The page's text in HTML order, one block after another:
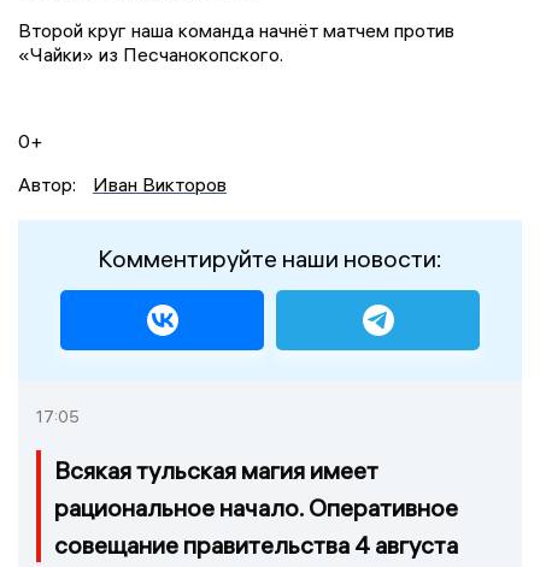
Второй круг наша команда начнёт матчем против
«Чайки» из Песчанокопского.
0+
Автор:
Иван Викторов
Комментируйте наши новости:
17:05
Всякая тульская магия имеет
рациональное начало. Оперативное
совещание правительства 4 августа